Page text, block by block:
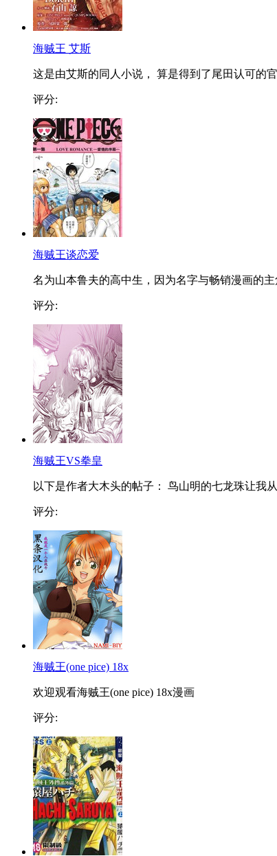
海贼王 艾斯
这是由艾斯的同人小说， 算是得到了尾田认可的
评分:
海贼王谈恋爱
名为山本鲁夫的高中生，因为名字与畅销漫画的主
评分:
海贼王VS拳皇
以下是作者大木头的帖子： 鸟山明的七龙珠让我
评分:
海贼王(one pice) 18x
欢迎观看海贼王(one pice) 18x漫画
评分: